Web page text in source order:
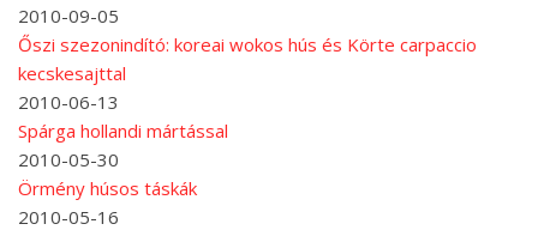
2010-09-05
Őszi szezonindító: koreai wokos hús és Körte carpaccio
kecskesajttal
2010-06-13
Spárga hollandi mártással
2010-05-30
Örmény húsos táskák
2010-05-16